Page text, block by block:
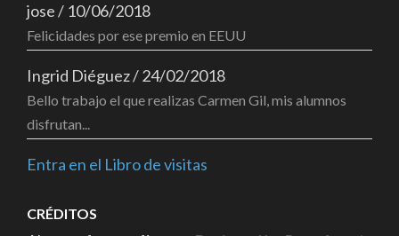
jose/ 10/06/2018
Felicidades por ese premio en EEUU
Ingrid Diéguez/24/02/2018
Bello trabajo el que realizas Carmen Gil, mis alumnos
disfrutan...
Entra en el Libro de visitas
CRÉDITOS